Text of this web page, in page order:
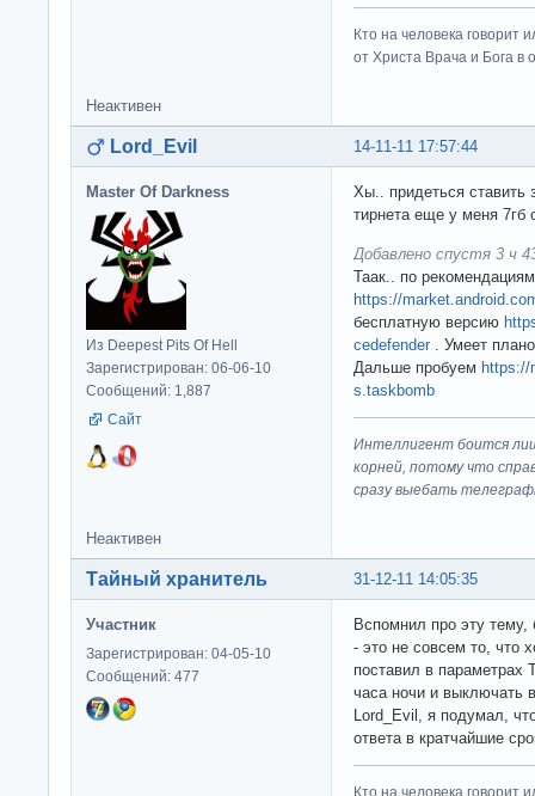
Кто на человека говорит
от Христа Врача и Бога в
Неактивен
14-11-11 17:57:44
Lord_Evil
Master Of Darkness
Из Deepest Pits Of Hell
Зарегистрирован: 06-06-10
Сообщений: 1,887
Сайт
Хы.. придеться ставить
тирнета еще у меня 7гб
Добавлено спустя 3 ч
Таак.. по
https://
бесплатную версию
cedefender . Умеет
Дальше пробуем
s.taskbomb
Интеллигент боится
корней, потому что
сразу выeбaть
Неактивен
31-12-11 14:05:35
Тайный хранитель
Участник
Зарегистрирован: 04-05-10
Сообщений: 477
Вспомнил про эту
- это не совсем то, что
поставил в параметрах
часа ночи и выключать
Lord_Evil, я подумал,
ответа в кратчайшие
Кто на человека говорит